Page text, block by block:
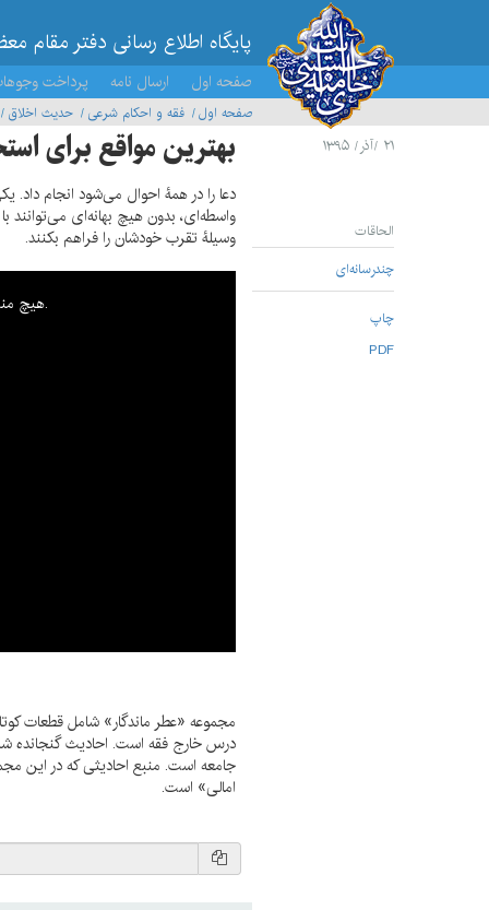
پایگاه اطلاع رسانی دفتر مقام
صفحه اول ارسال نامه پرداخت
صفحه اول فقه و احکام شرعی حدیث اخلاق
۲۱ /آذر/ ۱۳۹۵
بهترین مواقع برای
الحاقات
چندرسانه‌ای
چاپ
PDF
دعا را در همۀ احوال می‌شود انجام
واسطه‌ای، بدون هیچ بهانه‌ای می‌توانند
وسیلۀ تقرب خودشان را فراهم بکنند.
هیچ منبع سازگاری برای پخش این رسانه پیدا نشد.
مجموعه «عطر ماندگار» شامل قطعات
درس خارج فقه است. احادیث گنجانده
جامعه است. منبع احادیثی که در این
امالی» است.